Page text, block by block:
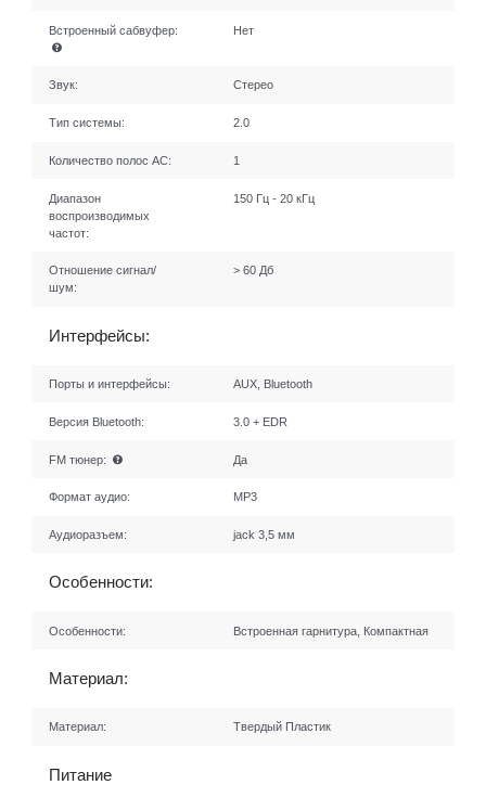
Встроенный сабвуфер: Нет
Звук: Стерео
Тип системы: 2.0
Количество полос AC: 1
Диапазон
воспроизводимых
частот:
150 Гц - 20 кГц
Отношение сигнал/
шум:
> 60 Дб
Интерфейсы:
Порты и интерфейсы: AUX, Bluetooth
Версия Bluetooth: 3.0 + EDR
FM тюнер: Да
Формат аудио: MP3
Аудиоразъем: jack 3,5 мм
Особенности:
Особенности: Встроенная гарнитура, Компактная
Материал:
Материал: Твердый Пластик
Питание